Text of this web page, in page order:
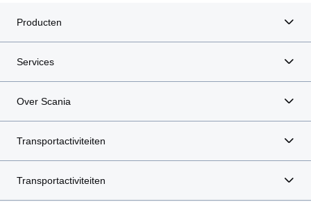
Producten
Services
Over Scania
Transportactiviteiten
Transportactiviteiten